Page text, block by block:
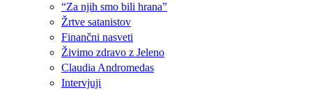
“Za njih smo bili hrana”
Žrtve satanistov
Finančni nasveti
Živimo zdravo z Jeleno
Claudia Andromedas
Intervjuji